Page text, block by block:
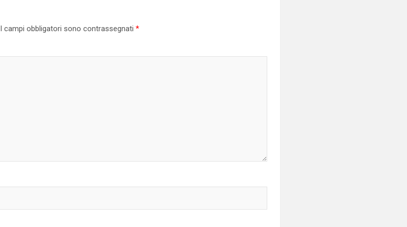
I campi obbligatori sono contrassegnati*